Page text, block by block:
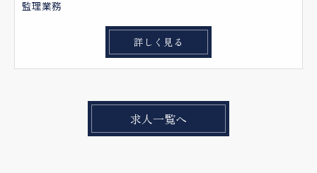
監理業務
詳しく見る
求人一覧へ